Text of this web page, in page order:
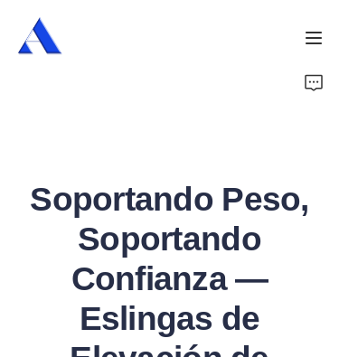
Soportando Peso,
Soportando
Confianza —
Eslingas de
Productos
Servicios